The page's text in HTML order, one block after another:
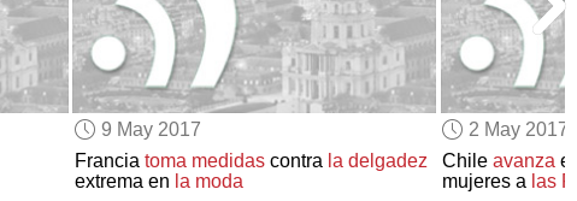
SUBSCRIBE
EDUCATIONAL LICENSES
GIFT CARDS
OTHER LANGUAGES
9 May 2017
Francia toma medidascontra la delgadez
extrema en la moda
2 May 2017
Chileavanza
mujeres a las